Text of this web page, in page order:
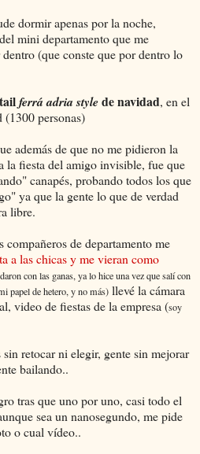
dormir apenas por la noche,
mini departamento que me
(que conste que por dentro lo
ferrá adria stylede navidad, en el
personas)
además de que no me pidieron la
la fiesta del amigo invisible, fue que
canapés, probando todos los que
ya que la gente lo que de verdad
libre.
compañeros de departamento me
a las chicas y me vieran como
con las ganas, ya lo hice una vez que salí con
papel de hetero, y no más) llevé la cámara
video de fiestas de la empresa (soy
retocar ni elegir, gente sin mejorar
bailando..
tras que uno por uno, casi todo el
sea un nanosegundo, me pide
o cual vídeo..